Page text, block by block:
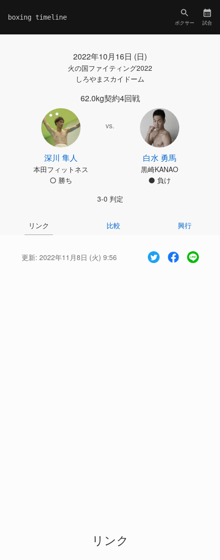
boxing timeline
ボクサー 試合
2022年10月16日 (日)
火の国ファイティング2022
しろやまスカイドーム
62.0kg契約4回戦
深川 隼人
本田フィットネス
勝ち
vs.
白水 勇馬
黒崎KANAO
負け
3-0 判定
リンク 比較 興行
更新: 2022年11月8日 (火) 9:56
リンク